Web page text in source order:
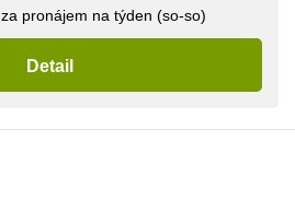
za pronájem na týden (so-so)
Detail